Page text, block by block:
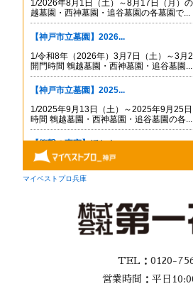
TEL：0120-
営業時間：平日